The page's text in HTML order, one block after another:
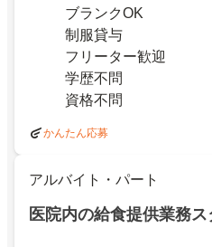
ブランクOK
制服貸与
フリーター歓迎
学歴不問
資格不問
かんたん応募
アルバイト・パート
医院内の給食提供業務ス